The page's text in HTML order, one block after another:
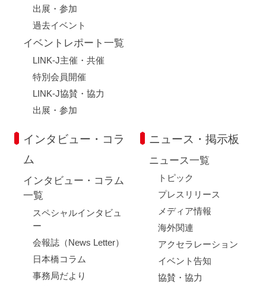
出展・参加
過去イベント
イベントレポート一覧
LINK-J主催・共催
特別会員開催
LINK-J協賛・協力
出展・参加
インタビュー・コラ
ム
インタビュー・コラム
一覧
スペシャルインタビュ
ー
会報誌（News Letter）
日本橋コラム
事務局だより
ニュース・掲示板
ニュース一覧
トピック
プレスリリース
メディア情報
海外関連
アクセラレーション
イベント告知
協賛・協力